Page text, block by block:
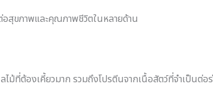
สุขภาพและคุณภาพชีวิตในหลายด้าน
ม้ที่ต้องเคี้ยวมาก รวมถึงโปรตีนจากเนื้อสัตว์ที่จำเป็นต่อ